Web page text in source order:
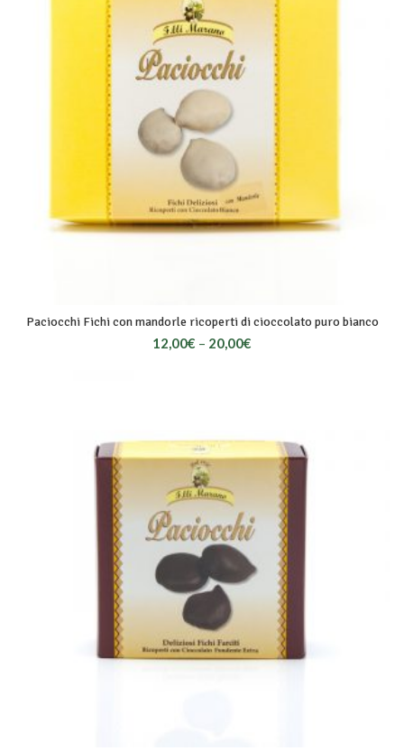
Paciocchi Fichi con mandorle ricoperti di cioccolato puro bianco
12,00€ – 20,00€